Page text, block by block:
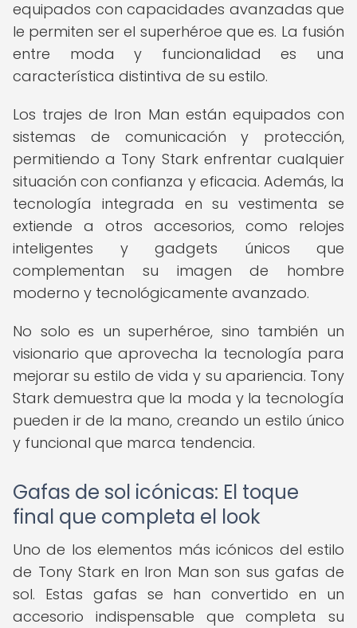
equipados con capacidades avanzadas que
le permiten ser el superhéroe que es. La fusión
entre moda y funcionalidad es una
característica distintiva de su estilo.
Los trajes de Iron Man están equipados con
sistemas de comunicación y protección,
permitiendo a Tony Stark enfrentar cualquier
situación con confianza y eficacia. Además, la
tecnología integrada en su vestimenta se
extiende a otros accesorios, como relojes
inteligentes y gadgets únicos que
complementan su imagen de hombre
moderno y tecnológicamente avanzado.
No solo es un superhéroe, sino también un
visionario que aprovecha la tecnología para
mejorar su estilo de vida y su apariencia. Tony
Stark demuestra que la moda y la tecnología
pueden ir de la mano, creando un estilo único
y funcional que marca tendencia.
Gafas de sol icónicas: El toque
final que completa el look
Uno de los elementos más icónicos del estilo
de Tony Stark en Iron Man son sus gafas de
sol. Estas gafas se han convertido en un
accesorio indispensable que completa su